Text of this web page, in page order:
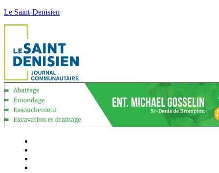
Le Saint-Denisien